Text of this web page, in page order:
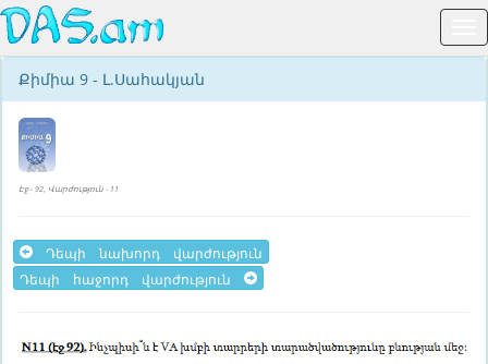
Քիմիա 9 - Լ.Սահակյան
Էջ - 92, Վարժություն - 11
Դեպի նախորդ վարժություն
Դեպի հաջորդ վարժություն